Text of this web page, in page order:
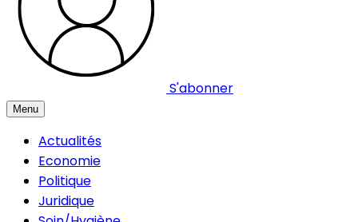
S'abonner
Menu
Actualités
Economie
Politique
Juridique